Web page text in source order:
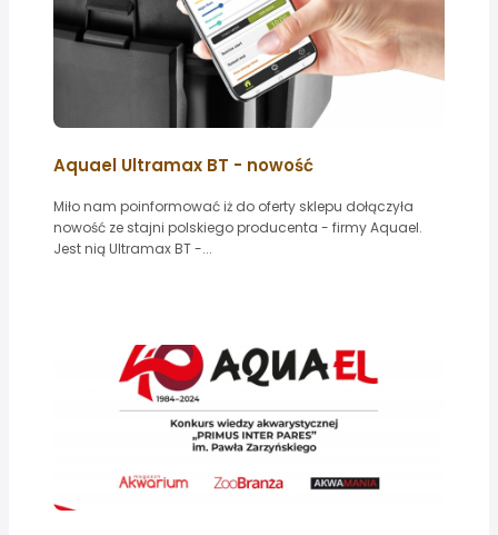
Aquael Ultramax BT - nowość
Miło nam poinformować iż do oferty sklepu dołączyła
nowość ze stajni polskiego producenta - firmy Aquael.
Jest nią Ultramax BT -...